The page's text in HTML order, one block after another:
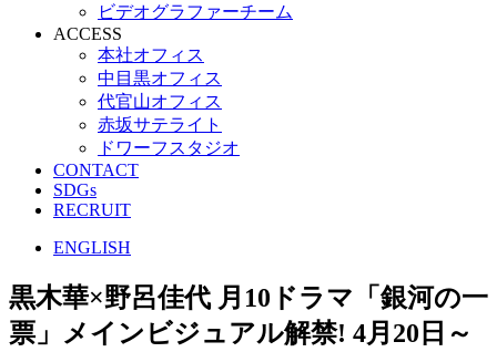
ビデオグラファーチーム
ACCESS
本社オフィス
中目黒オフィス
代官山オフィス
赤坂サテライト
ドワーフスタジオ
CONTACT
SDGs
RECRUIT
ENGLISH
黒木華×野呂佳代 月10ドラマ「銀河の一
票」メインビジュアル解禁! 4月20日～